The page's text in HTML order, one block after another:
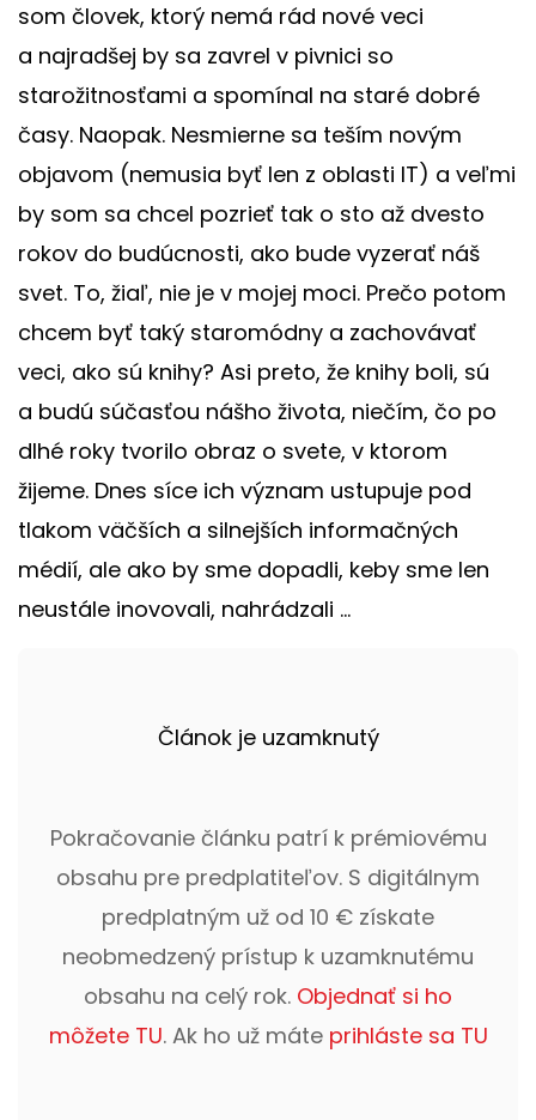
som človek, ktorý nemá rád nové veci
a najradšej by sa zavrel v pivnici so
starožitnosťami a spomínal na staré dobré
časy. Naopak. Nesmierne sa teším novým
objavom (nemusia byť len z oblasti IT) a veľmi
by som sa chcel pozrieť tak o sto až dvesto
rokov do budúcnosti, ako bude vyzerať náš
svet. To, žiaľ, nie je v mojej moci. Prečo potom
chcem byť taký staromódny a zachovávať
veci, ako sú knihy? Asi preto, že knihy boli, sú
a budú súčasťou nášho života, niečím, čo po
dlhé roky tvorilo obraz o svete, v ktorom
žijeme. Dnes síce ich význam ustupuje pod
tlakom väčších a silnejších informačných
médií, ale ako by sme dopadli, keby sme len
neustále inovovali, nahrádzali ...
Článok je uzamknutý
Pokračovanie článku patrí k prémiovému
obsahu pre predplatiteľov. S digitálnym
predplatným už od 10 € získate
neobmedzený prístup k uzamknutému
obsahu na celý rok. Objednať si ho
môžete TU. Ak ho už máte prihláste sa TU